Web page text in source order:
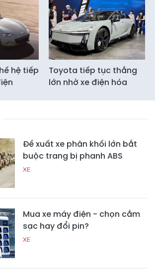
hệ tiếp
Toyota tiếp tục thắng
lớn nhờ xe điện hóa
Đề xuất xe phân khối lớn bắt
buộc trang bị phanh ABS
XE
Mua xe máy điện - chọn cắm
sạc hay đổi pin?
XE